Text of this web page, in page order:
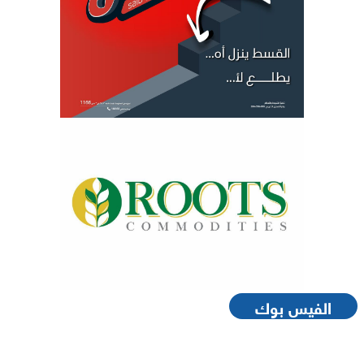
الفيس بوك